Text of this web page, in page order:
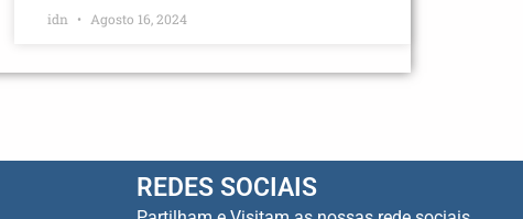
idn Agosto 16, 2024
REDES SOCIAIS